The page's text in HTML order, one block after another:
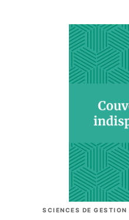
SCIENCES DE GESTION